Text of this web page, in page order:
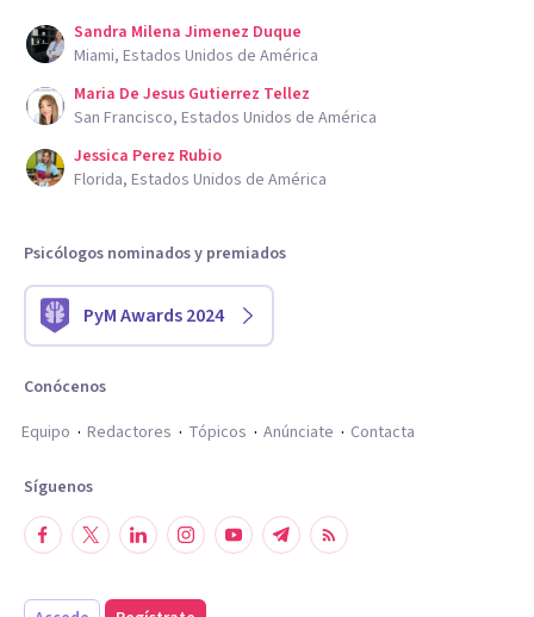
Sandra Milena Jimenez Duque
Miami, Estados Unidos de América
Maria De Jesus Gutierrez Tellez
San Francisco, Estados Unidos de América
Jessica Perez Rubio
Florida, Estados Unidos de América
Psicólogos nominados y premiados
PyM Awards 2024
Conócenos
Equipo
Redactores Tópicos Anúnciate Contacta
Síguenos